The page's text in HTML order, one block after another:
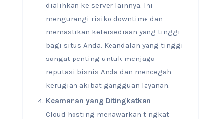
dialihkan ke server lainnya. Ini
mengurangi risiko downtime dan
memastikan ketersediaan yang tinggi
bagi situs Anda. Keandalan yang tinggi
sangat penting untuk menjaga
reputasi bisnis Anda dan mencegah
kerugian akibat gangguan layanan.
Keamanan yang Ditingkatkan
Cloud hosting menawarkan tingkat